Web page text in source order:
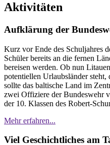
Aktivitäten
Aufklärung der
Kurz vor Ende des Schuljahres
Schüler bereits an die fernen
bereisen werden. Ob nun
potentiellen Urlaubsländer
sollte das baltische Land im
zwei Offiziere der Bundeswehr
der 10. Klassen des Robert-
Mehr erfahren...
Viel Geschichtliches am